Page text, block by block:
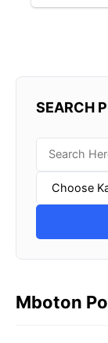
SEARCH
Mboton